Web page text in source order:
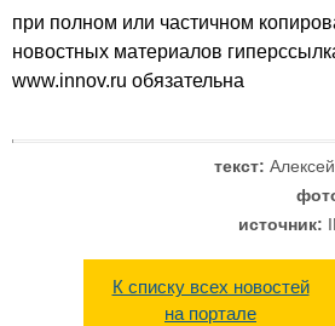
при полном или частичном
новостных материалов
www.innov.ru обязательна
текст:
источник:
К списку всех новостей
на портале